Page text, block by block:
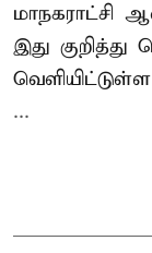
மாநகராட்சி
இது குறித்து
...